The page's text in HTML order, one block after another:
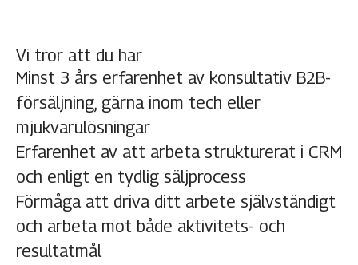
Vi tror att du har
Minst 3 års erfarenhet av konsultativ B2B-
försäljning, gärna inom tech eller
mjukvarulösningar
Erfarenhet av att arbeta strukturerat i CRM
och enligt en tydlig säljprocess
Förmåga att driva ditt arbete självständigt
och arbeta mot både aktivitets- och
resultatmål